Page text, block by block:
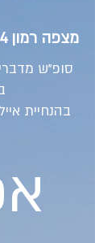
מצפה רמון
סופ"ש